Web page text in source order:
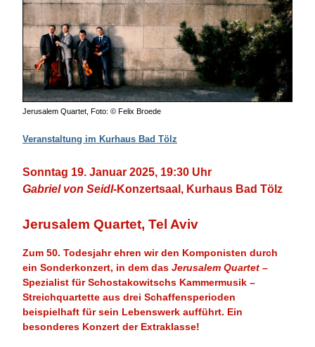
Jerusalem Quartet, Foto: © Felix Broede
Veranstaltung im Kurhaus Bad Tölz
Sonntag 19. Januar 2025, 19:30 Uhr
Gabriel von Seidl-Konzertsaal, Kurhaus Bad Tölz
Jerusalem Quartet, Tel Aviv
Zum 50. Todesjahr ehren wir den Komponisten durch
ein Sonderkonzert, in dem das Jerusalem Quartet –
Spezialist für Schostakowitschs Kammermusik –
Streichquartette aus drei Schaffensperioden
beispielhaft für sein Lebenswerk aufführt. Ein
besonderes Konzert der Extraklasse!